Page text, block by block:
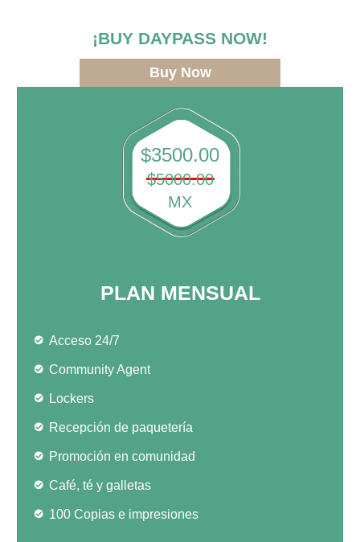
¡BUY DAYPASS NOW!
Buy Now
$3500.00
$5000.00
MX
PLAN MENSUAL
Acceso 24/7
Community Agent
Lockers
Recepción de paquetería
Promoción en comunidad
Café, té y galletas
100 Copias e impresiones